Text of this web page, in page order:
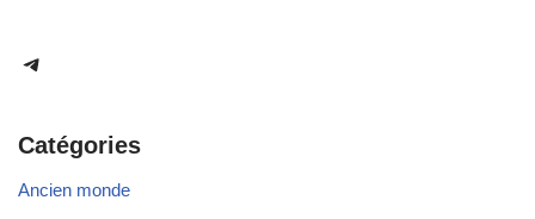
Catégories
Ancien monde